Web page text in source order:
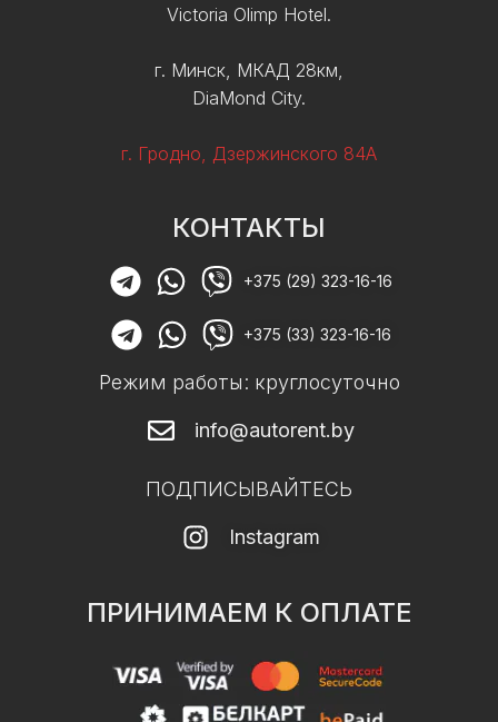
Victoria Olimp Hotel.
г. Минск, МКАД 28км,
DiaMond City.
г. Гродно, Дзержинского 84А
КОНТАКТЫ
+375 (29) 323-16-16
+375 (33) 323-16-16
Режим работы: круглосуточно
info@autorent.by
ПОДПИСЫВАЙТЕСЬ
Instagram
ПРИНИМАЕМ К ОПЛАТЕ